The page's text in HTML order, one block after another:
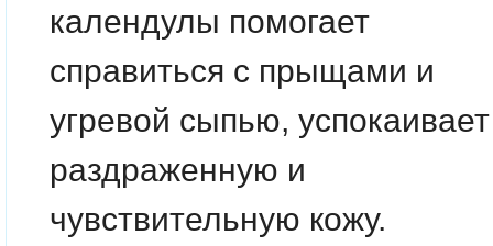
календулы помогает
справиться с прыщами и
угревой сыпью, успокаивает
раздраженную и
чувствительную кожу.